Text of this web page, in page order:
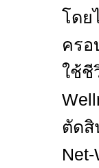
โดย
คร
ใช้
ตัดสิ